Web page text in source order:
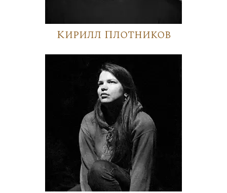
Кирилл Плотников